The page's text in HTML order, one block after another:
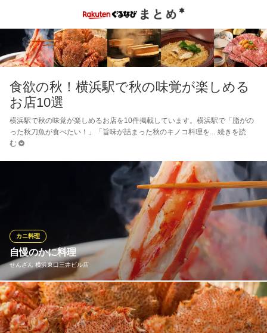
食欲の秋！横浜駅で秋の味覚が楽しめる
お店10選
横浜駅で秋の味覚が楽しめるお店を10件掲載しています。横浜駅で「脂がの
った秋刀魚が食べたい！」「旨味が詰まった秋のキノコ料理を
続きを読
む
自慢のかに料理
せんざん 横浜東口三井ビル店
カニ料理
お客様に美味しいかにをたくさん味わっていただくために、『旨
みたっぷりのかに』をお手頃な値段で提供します。 身がパンパン
に詰まったタラバかに。香ばしく焼きあがったカニ身はほんのり